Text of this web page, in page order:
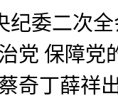
纪委二次
党 保障党
奇丁薛祥